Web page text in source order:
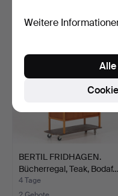
BERTIL FRIDHAGEN.
Bücherregal, Teak, Bodaf…
4 Tage
Weitere